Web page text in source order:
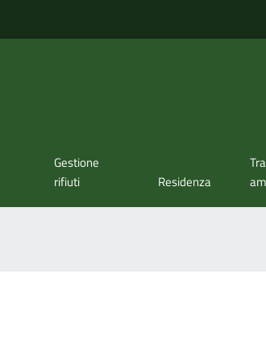
Gestione
rifiuti
Residenza